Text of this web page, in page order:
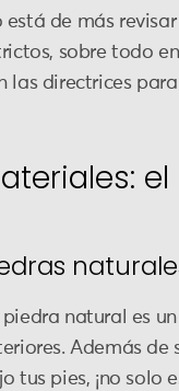
está de más
sobre todo
las directrices
piedra natural es
Además
tus pies, ¡no solo